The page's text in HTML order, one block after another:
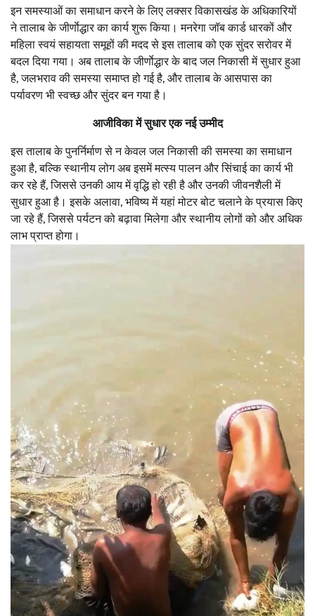
इन समस्याओं का समाधान करने के लिए लक्सर विकासखंड के अधिकारियों
ने तालाब के जीर्णाेद्धार का कार्य शुरू किया। मनरेगा जॉब कार्ड धारकों और
महिला स्वयं सहायता समूहों की मदद से इस तालाब को एक सुंदर सरोवर में
बदल दिया गया। अब तालाब के जीर्णाेद्धार के बाद जल निकासी में सुधार हुआ
है, जलभराव की समस्या समाप्त हो गई है, और तालाब के आसपास का
पर्यावरण भी स्वच्छ और सुंदर बन गया है।
आजीविका में सुधार एक नई उम्मीद
इस तालाब के पुनर्निर्माण से न केवल जल निकासी की समस्या का समाधान
हुआ है, बल्कि स्थानीय लोग अब इसमें मत्स्य पालन और सिंचाई का कार्य भी
कर रहे हैं, जिससे उनकी आय में वृद्धि हो रही है और उनकी जीवनशैली में
सुधार हुआ है। इसके अलावा, भविष्य में यहां मोटर बोट चलाने के प्रयास किए
जा रहे हैं, जिससे पर्यटन को बढ़ावा मिलेगा और स्थानीय लोगों को और अधिक
लाभ प्राप्त होगा।